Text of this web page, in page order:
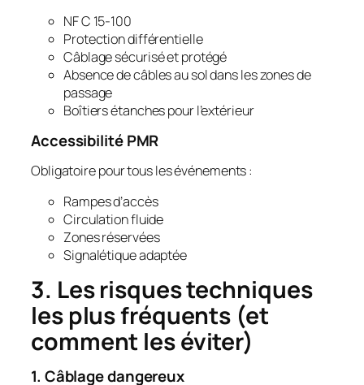
NF C 15-100
Protection différentielle
Câblage sécurisé et protégé
Absence de câbles au sol dans les zones de
passage
Boîtiers étanches pour l’extérieur
Accessibilité PMR
Obligatoire pour tous les événements :
Rampes d’accès
Circulation fluide
Zones réservées
Signalétique adaptée
3. Les risques techniques
les plus fréquents (et
comment les éviter)
1. Câblage dangereux